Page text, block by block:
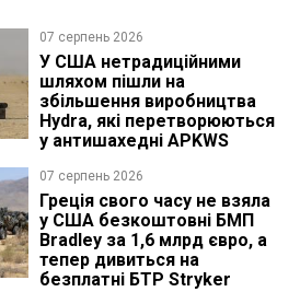
07 серпень 2026
У США нетрадиційними
шляхом пішли на
збільшення виробництва
Hydra, які перетворюються
у антишахедні APKWS
07 серпень 2026
Греція свого часу не взяла
у США безкоштовні БМП
Bradley за 1,6 млрд євро, а
тепер дивиться на
безплатні БТР Stryker